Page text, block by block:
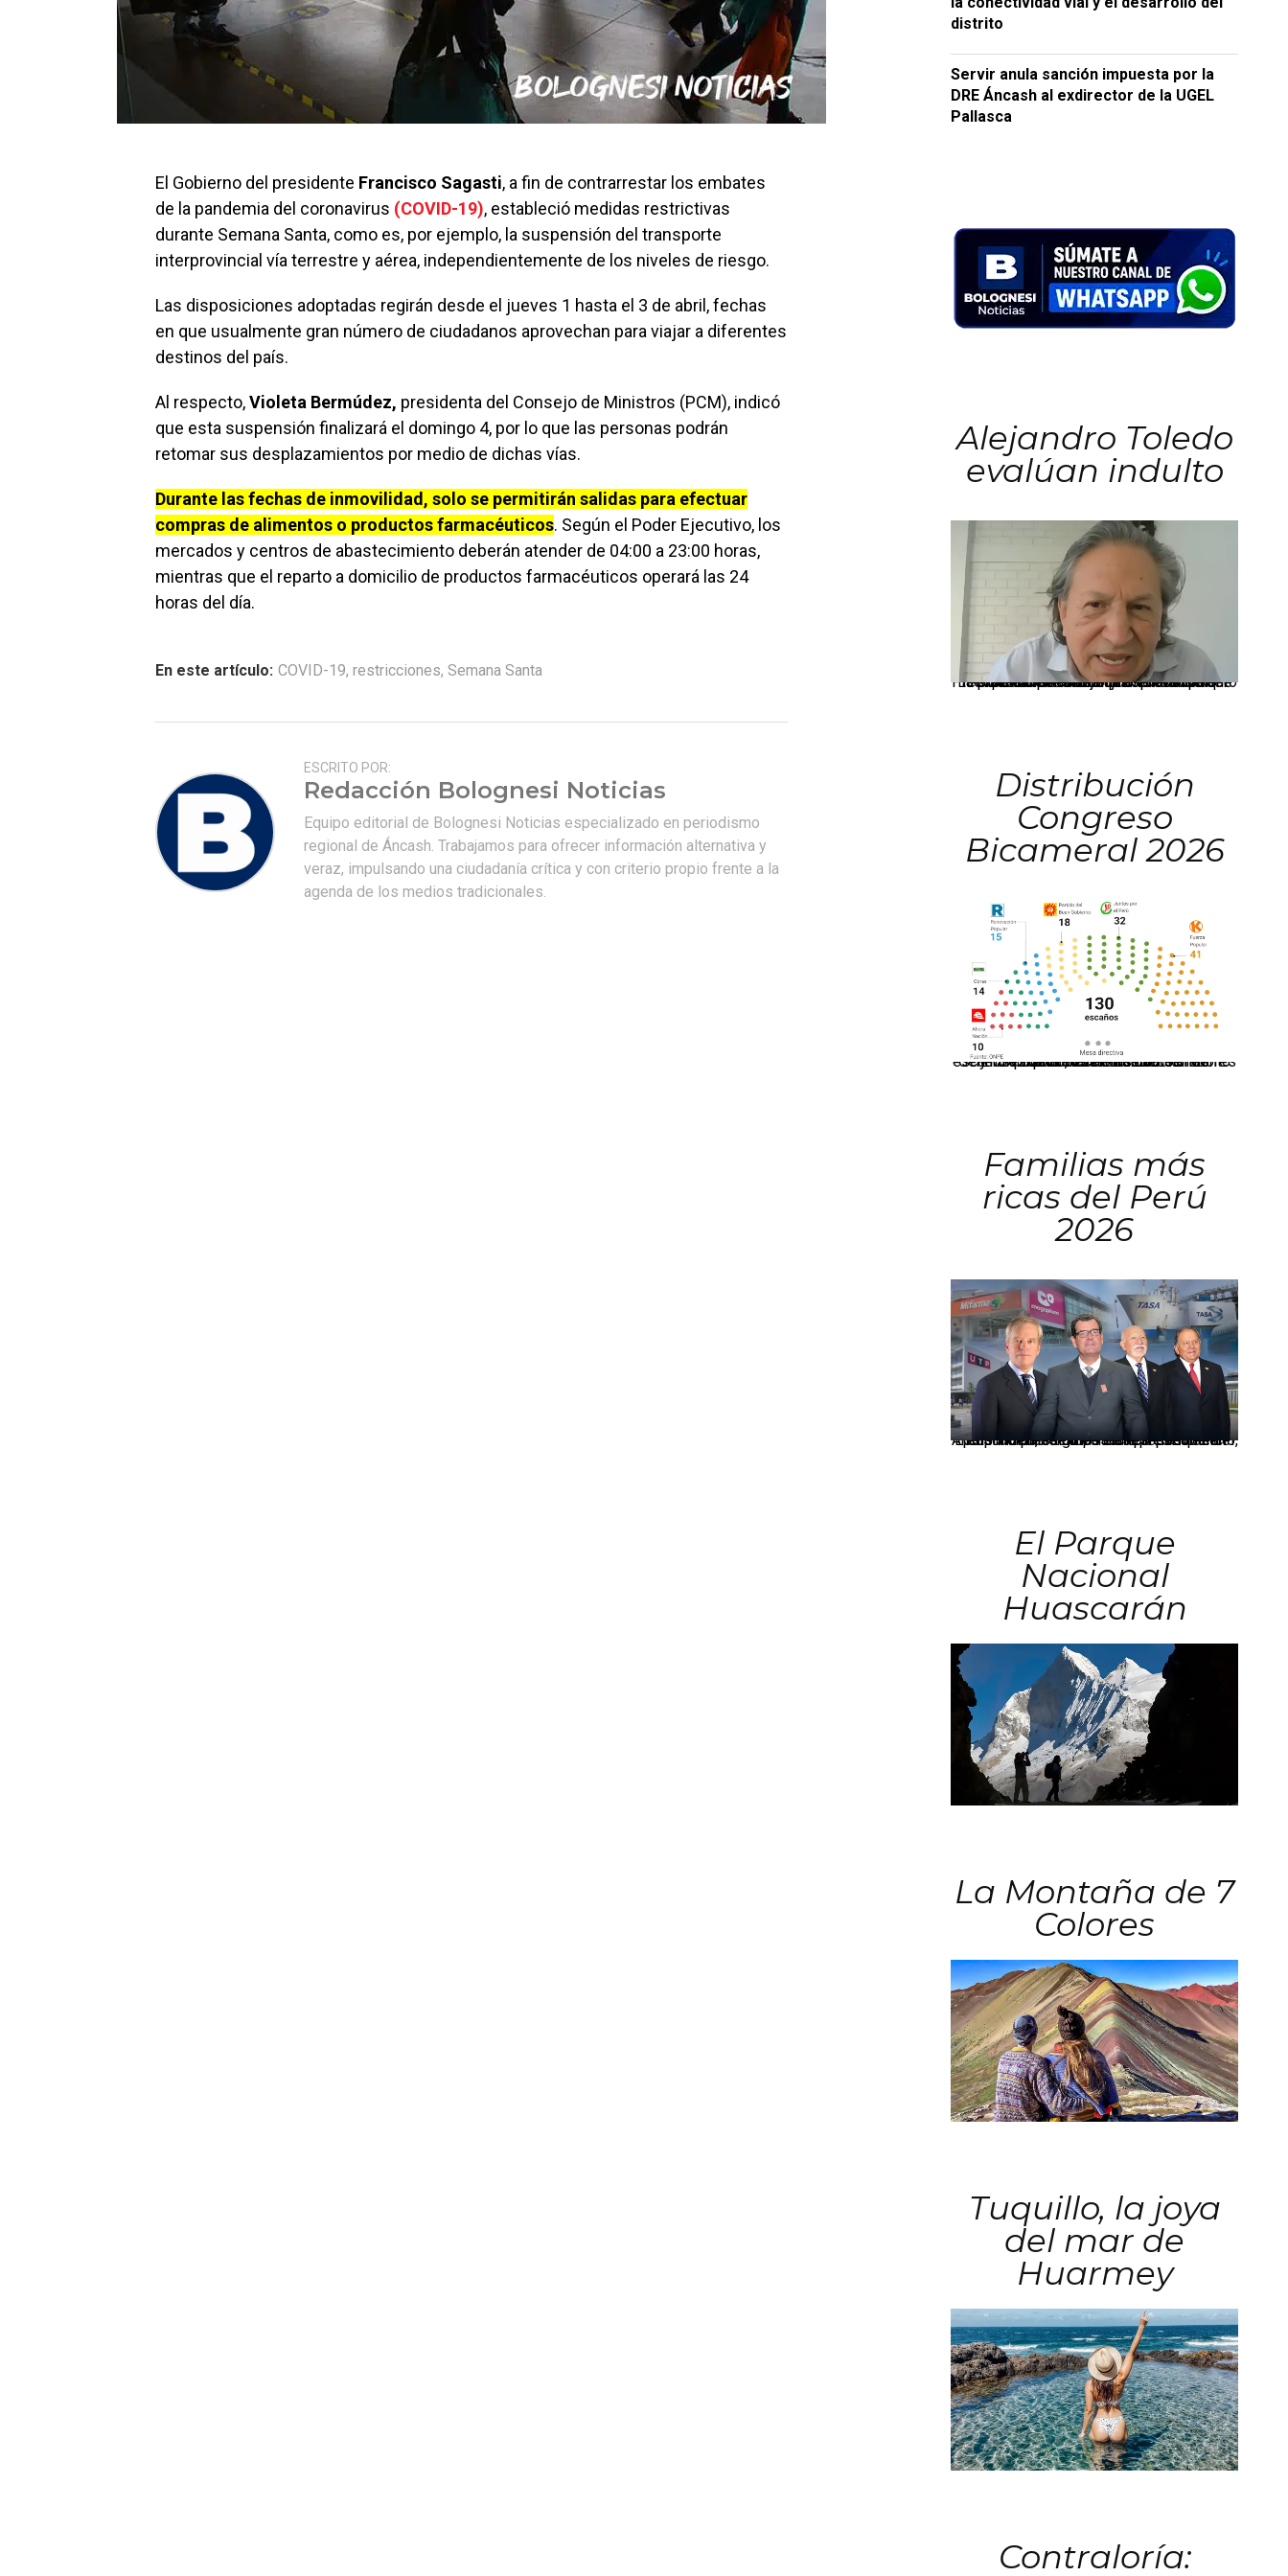
El Gobierno del presidente Francisco Sagasti, a fin de contrarrestar los embates
de la pandemia del coronavirus (COVID-19), estableció medidas restrictivas
durante Semana Santa, como es, por ejemplo, la suspensión del transporte
interprovincial vía terrestre y aérea, independientemente de los niveles de riesgo.
Las disposiciones adoptadas regirán desde el jueves 1 hasta el 3 de abril, fechas
en que usualmente gran número de ciudadanos aprovechan para viajar a diferentes
destinos del país.
Al respecto,Violeta Bermúdez, presidenta del Consejo de Ministros (PCM), indicó
que esta suspensión finalizará el domingo 4, por lo que las personas podrán
retomar sus desplazamientos por medio de dichas vías.
Durante las fechas de inmovilidad, solo se permitirán salidas para efectuar
compras de alimentos o productos farmacéuticos. Según el Poder Ejecutivo, los
mercados y centros de abastecimiento deberán atender de 04:00 a 23:00 horas,
mientras que el reparto a domicilio de productos farmacéuticos operará las 24
horas del día.
En este artículo: COVID-19, restricciones, Semana Santa
ESCRITO POR:
Redacción Bolognesi Noticias
Equipo editorial de Bolognesi Noticias especializado en periodismo
regional de Áncash. Trabajamos para ofrecer información alternativa y
veraz, impulsando una ciudadanía crítica y con criterio propio frente a la
agenda de los medios tradicionales.
distrito
Servir anula sanción impuesta por la
DRE Áncash al exdirector de la UGEL
Pallasca
Alejandro Toledo
evalúan indulto
La presidenta Keiko Fujimori informó que la solicitud de indulto presentada por el expresidente Alejandro Toledo será evaluada por la Comisión de Gracias Presidenciales conforme al procedimiento establecido.
Distribución
Congreso
Bicameral 2026
El JNE oficializó la distribución de escaños para la elección de 60 senadores y 130 diputados en las Elecciones Generales 2026, tras el restablecimiento de la Bicameralidad.
Familias más
ricas del Perú
2026
Los principales grupos empresariales del país mantienen una fuerte presencia en Áncash mediante inversiones en comercio, educación, salud e industria pesquera.
El Parque
Nacional
Huascarán
La Montaña de 7
Colores
Tuquillo, la joya
del mar de
Huarmey
Contraloría: